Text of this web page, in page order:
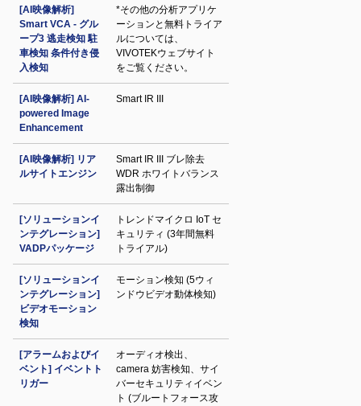
[AI映像解析]
Smart VCA - グル
ープ3 逃走検知 駐
車検知 条件付き侵
入検知
*その他の分析アプリケ
ーションと無料トライア
ルについては、
VIVOTEKウェブサイト
をご覧ください。
[AI映像解析] AI-
powered Image
Enhancement
Smart IR III
[AI映像解析] リア
ルサイトエンジン
Smart IR III ブレ除去
WDR ホワイトバランス
露出制御
[ソリューションイ
ンテグレーション]
VADPパッケージ
トレンドマイクロ IoT セ
キュリティ (3年間無料
トライアル)
[ソリューションイ
ンテグレーション]
ビデオモーション
検知
モーション検知 (5ウィ
ンドウビデオ動体検知)
[アラームおよびイ
ベント] イベントト
リガー
オーディオ検出、
camera 妨害検知、サイ
バーセキュリティイベン
ト (ブルートフォース攻